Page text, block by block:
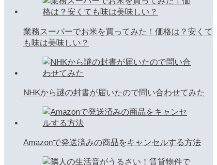
業務スーパーでお米を買ってみた！価格は？安くて
も味は美味しい？
NHKから謎の封書が届いたので問い合わせてみた
Amazonで発送済みの商品をキャンセルする方法